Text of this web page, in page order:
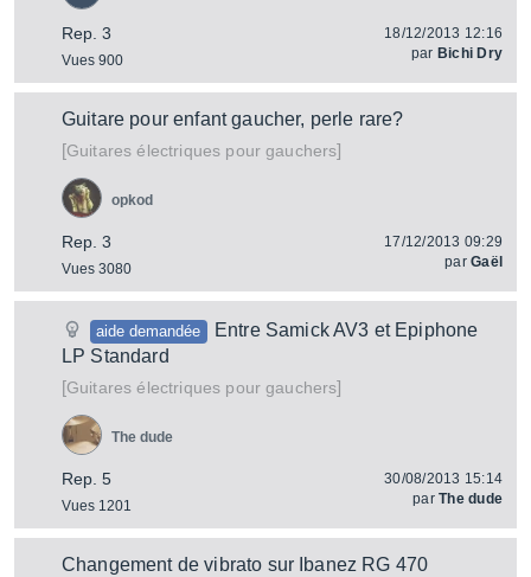
Rep. 3
Vues 900
18/12/2013 12:16
par Bichi Dry
Guitare pour enfant gaucher, perle rare?
[Guitares électriques pour gauchers]
Rep. 3
Vues 3080
opkod
17/12/2013 09:29
parGaël
aide demandée
Entre Samick AV3 et Epiphone
LP Standard
[Guitares électriques pour gauchers]
Rep. 5
Vues 1201
The dude
30/08/2013 15:14
parThe dude
Changement de vibrato sur Ibanez RG 470